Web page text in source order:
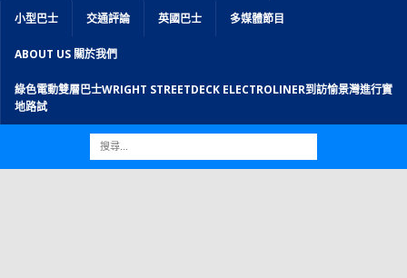
小型巴士 交通評論 英國巴士 多媒體節目
ABOUT US 關於我們
綠色電動雙層巴士WRIGHT STREETDECK ELECTROLINER到訪愉景灣進行實
地路試